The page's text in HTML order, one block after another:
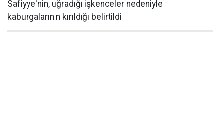
Safiyye'nin, uğradığı işkenceler nedeniyle
kaburgalarının kırıldığı belirtildi